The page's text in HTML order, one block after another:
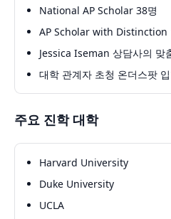
National AP Scholar 38명
AP Scholar with Distinction
Jessica Iseman 상담사의 맞
대학 관계자 초청 온더스팟
주요 진학 대학
Harvard University
Duke University
UCLA